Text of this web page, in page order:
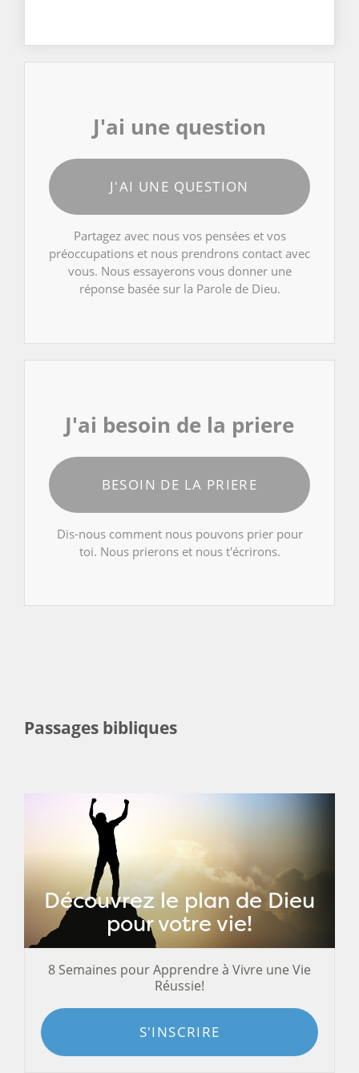
J'ai une question
J'AI UNE QUESTION
Partagez avec nous vos pensées et vos
préoccupations et nous prendrons contact avec
vous. Nous essayerons vous donner une
réponse basée sur la Parole de Dieu.
J'ai besoin de la priere
BESOIN DE LA PRIERE
Dis-nous comment nous pouvons prier pour
toi. Nous prierons et nous t'écrirons.
Passages bibliques
Découvrez le plan de Dieu
pour votre vie!
8 Semaines pour Apprendre à Vivre une Vie
Réussie!
S'INSCRIRE